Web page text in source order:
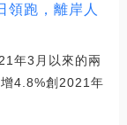
領跑，離岸人
年3月以來的兩
4.8%創2021年